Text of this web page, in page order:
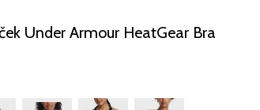
Under Armour HeatGear Bra